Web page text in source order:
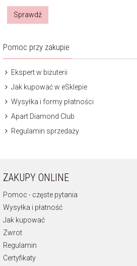
Sprawdź
Pomoc przy zakupie
Ekspert w biżuterii
Jak kupować w eSklepie
Wysyłka i formy płatności
Apart Diamond Club
Regulamin sprzedaży
ZAKUPY ONLINE
Pomoc - częste pytania
Wysyłka i płatność
Jak kupować
Zwrot
Regulamin
Certyfikaty